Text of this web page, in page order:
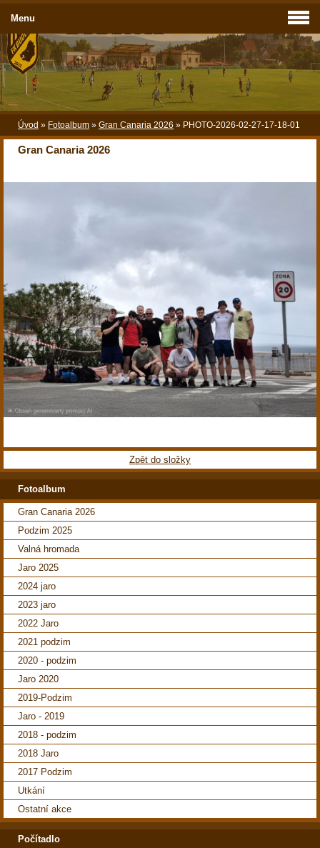
Úvod » Fotoalbum » Gran Canaria 2026 » PHOTO-2026-02-27-17-18-01
Gran Canaria 2026
Zpět do složky
Menu
Fotoalbum
Gran Canaria 2026
Podzim 2025
Valná hromada
Jaro 2025
2024 jaro
2023 jaro
2022 Jaro
2021 podzim
2020 - podzim
Jaro 2020
2019-Podzim
Jaro - 2019
2018 - podzim
2018 Jaro
2017 Podzim
Utkání
Ostatní akce
Počítadlo